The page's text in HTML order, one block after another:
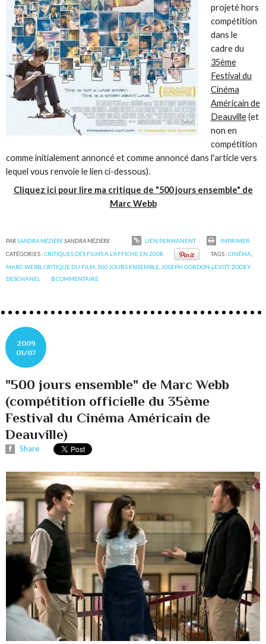
projeté hors
compétition
dans le
cadre du
35ème
Festival du
Cinéma
Américain de
Deauville(et
non en
compétition
comme initialement annoncé et comme annoncé dans l'article vers
lequel vous renvoie le lien ci-dessous).
Cliquez ici pour lire ma critique de "500 jours ensemble" de
Marc Webb
PARSANDRA MÉZIÈRESANDRA MÉZIÈRE LIEN PERMANENT
IMPRIMER
CATÉGORIES :CRITIQUES DES FILMS A L'AFFICHE EN 2008 TAGS :CINÉMA
MARC WEBB ,CRITIQUE DU FILM 500 JOURS ENSEMBLE JOSEPH GORDON-LEVITT,ZOOEY
DESCHANEL
0COMMENTAIRE
2009
01/07
"500 jours ensemble" de Marc Webb
(compétition officielle du 35ème
Festival du Cinéma Américain de
Deauville)
Share